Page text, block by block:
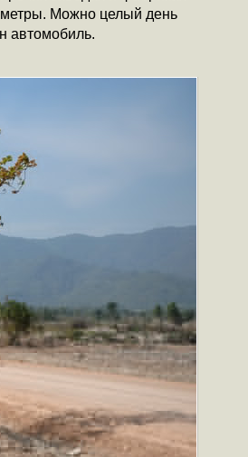
Можно целый день
автомобиль.